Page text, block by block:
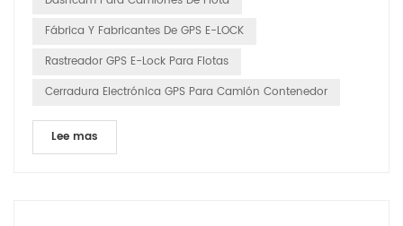
Fábrica Y Fabricantes De GPS E-LOCK
Rastreador GPS E-Lock Para Flotas
Cerradura Electrónica GPS Para Camión Contenedor
Lee mas